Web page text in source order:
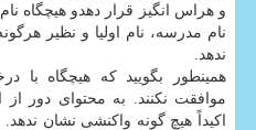
و هراس انگیز قرار دهدو هیچگاه
نام مدرسه، نام اولیا و نظیر
ندهد.
همینطور بگویید كه هیچگاه با
موافقت نكنند. به محتوای دور
اكیداً هیچ گونه واكنشی نشان